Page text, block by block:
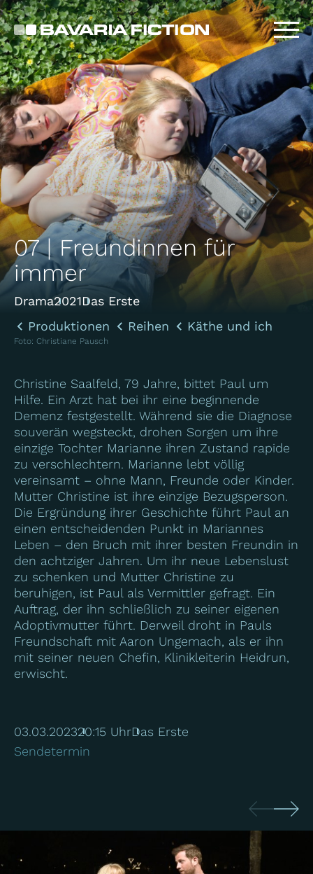
Direkt
zum
Inhalt
07 | Freundinnen für
immer
Drama2021Das Erste
Produktionen
Reihen Käthe und ich
Foto: Christiane Pausch
Christine Saalfeld, 79 Jahre, bittet Paul um
Hilfe. Ein Arzt hat bei ihr eine beginnende
Demenz festgestellt. Während sie die Diagnose
souverän wegsteckt, drohen Sorgen um ihre
einzige Tochter Marianne ihren Zustand rapide
zu verschlechtern. Marianne lebt völlig
vereinsamt – ohne Mann, Freunde oder Kinder.
Mutter Christine ist ihre einzige Bezugsperson.
Die Ergründung ihrer Geschichte führt Paul an
einen entscheidenden Punkt in Mariannes
Leben – den Bruch mit ihrer besten Freundin in
den achtziger Jahren. Um ihr neue Lebenslust
zu schenken und Mutter Christine zu
beruhigen, ist Paul als Vermittler gefragt. Ein
Auftrag, der ihn schließlich zu seiner eigenen
Adoptivmutter führt. Derweil droht in Pauls
Freundschaft mit Aaron Ungemach, als er ihn
mit seiner neuen Chefin, Klinikleiterin Heidrun,
erwischt.
03.03.202320:15 UhrDas Erste
Sendetermin